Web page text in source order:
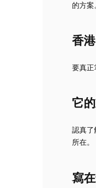
的方
香
要真正
它
認真了
所在。
寫